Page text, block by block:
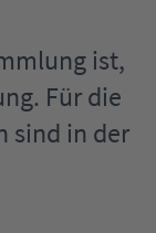
ist,
Für die
sind in der